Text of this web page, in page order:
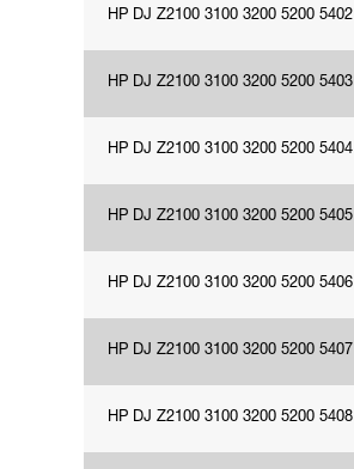
HP DJ Z2100 3100 3200 5200 5402
HP DJ Z2100 3100 3200 5200 5403
HP DJ Z2100 3100 3200 5200 5404
HP DJ Z2100 3100 3200 5200 5405
HP DJ Z2100 3100 3200 5200 5406
HP DJ Z2100 3100 3200 5200 5407
HP DJ Z2100 3100 3200 5200 5408